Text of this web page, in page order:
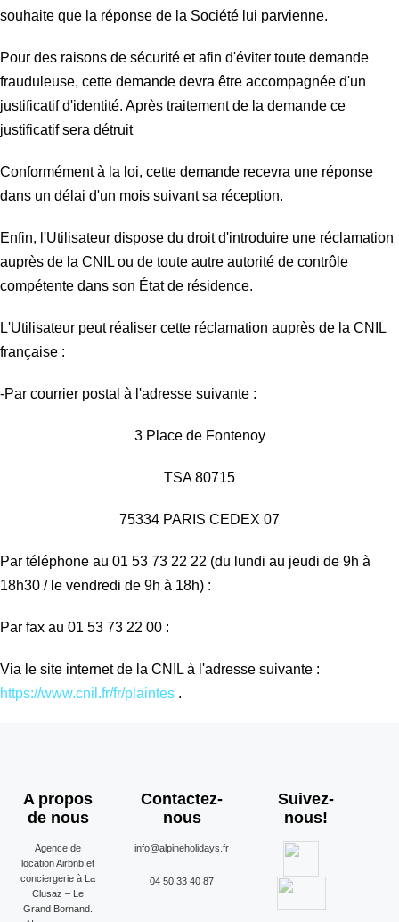
souhaite que la réponse de la Société lui parvienne.
Pour des raisons de sécurité et afin d'éviter toute demande
frauduleuse, cette demande devra être accompagnée d'un
justificatif d'identité. Après traitement de la demande ce
justificatif sera détruit
Conformément à la loi, cette demande recevra une réponse
dans un délai d'un mois suivant sa réception.
Enfin, l'Utilisateur dispose du droit d'introduire une réclamation
auprès de la CNIL ou de toute autre autorité de contrôle
compétente dans son État de résidence.
L'Utilisateur peut réaliser cette réclamation auprès de la CNIL
française :
-Par courrier postal à l'adresse suivante :
3 Place de Fontenoy
TSA 80715
75334 PARIS CEDEX 07
Par téléphone au 01 53 73 22 22 (du lundi au jeudi de 9h à
18h30 / le vendredi de 9h à 18h) :
Par fax au 01 53 73 22 00 :
Via le site internet de la CNIL à l'adresse suivante :
https://www.cnil.fr/fr/plaintes .
A propos
de nous
Agence de
location Airbnb et
conciergerie à La
Clusaz – Le
Grand Bornand.
Contactez-
nous
info@alpineholidays.fr
04 50 33 40 87
Suivez-
nous!